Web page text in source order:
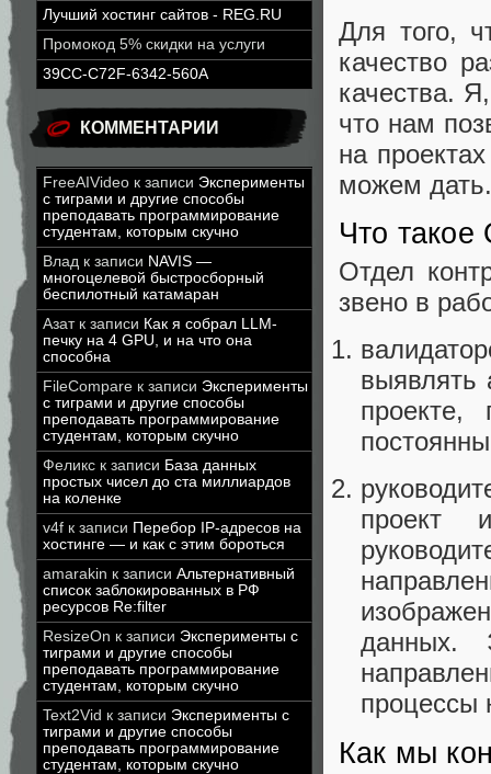
Лучший хостинг сайтов - REG.RU
Промокод 5% скидки на услуги
39CC-C72F-6342-560A
КОММЕНТАРИИ
FreeAIVideo к записи Эксперименты
с тиграми и другие способы
преподавать программирование
студентам, которым скучно
Влад к записи NAVIS —
многоцелевой быстросборный
беспилотный катамаран
Азатк записи Как я собрал LLM-
печку на 4 GPU, и на что она
способна
FileCompare к записи Эксперименты
с тиграми и другие способы
преподавать программирование
студентам, которым скучно
Феликс к записи База данных
простых чисел до ста миллиардов
на коленке
v4f к записи Перебор IP-адресов на
хостинге — и как с этим бороться
amarakin к записи Альтернативный
список заблокированных в РФ
ресурсов Re:filter
ResizeOn к записи Эксперименты с
тиграми и другие способы
преподавать программирование
студентам, которым скучно
Text2Vid к записи Эксперименты с
тиграми и другие способы
преподавать программирование
студентам, которым скучно
Для того,
качество
качества.
что нам
на
можем дать.
Что такое
Отдел
звено в
выявлять
проект
данных.
процессы
Как мы